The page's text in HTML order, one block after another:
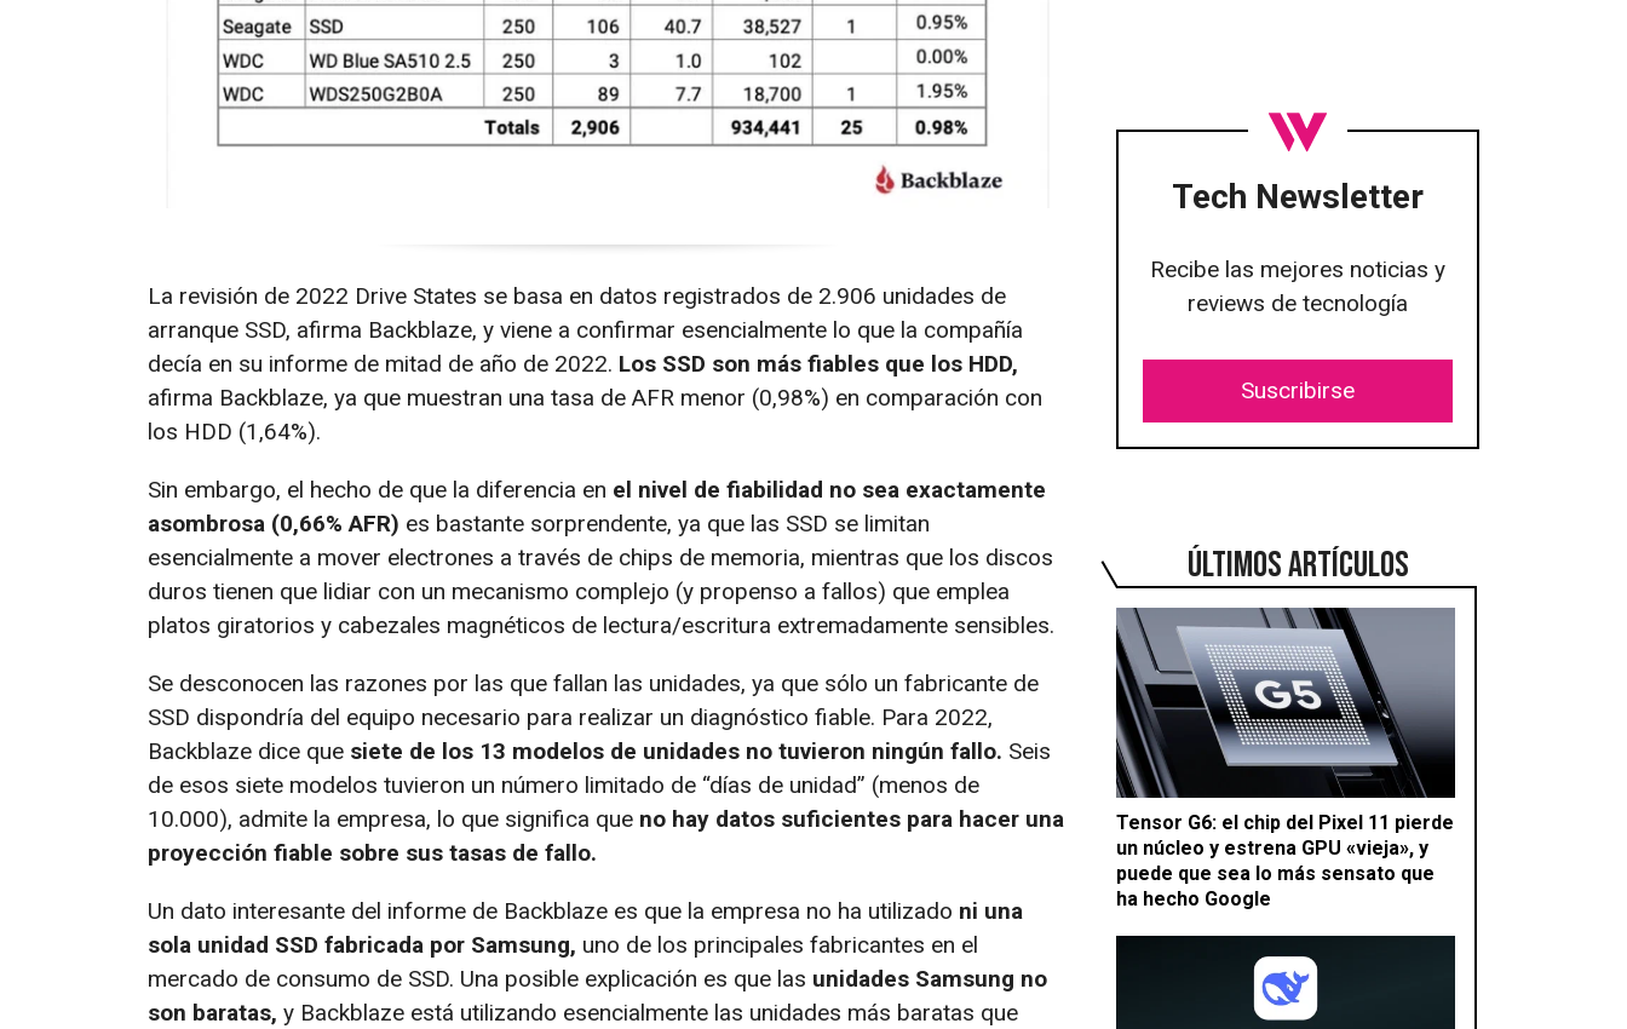
Tech Newsletter
Recibe las mejores noticias y
reviews de tecnología
Suscribirse
ÚLTIMOS ARTÍCULOS
Tensor G6: el chip del Pixel 11 pierde
un núcleo y estrena GPU «vieja», y
puede que sea lo más sensato que
ha hecho Google
La revisión de 2022 Drive States se basa en datos registrados de 2.906 unidades de
arranque SSD, afirma Backblaze, y viene a confirmar esencialmente lo que la compañía
decía en su informe de mitad de año de 2022. Los SSD son más fiables que los HDD,
afirma Backblaze, ya que muestran una tasa de AFR menor (0,98%) en comparación con
los HDD (1,64%).
Sin embargo, el hecho de que la diferencia en el nivel de fiabilidad no sea exactamente
asombrosa (0,66% AFR) es bastante sorprendente, ya que las SSD se limitan
esencialmente a mover electrones a través de chips de memoria, mientras que los discos
duros tienen que lidiar con un mecanismo complejo (y propenso a fallos) que emplea
platos giratorios y cabezales magnéticos de lectura/escritura extremadamente sensibles.
Se desconocen las razones por las que fallan las unidades, ya que sólo un fabricante de
SSD dispondría del equipo necesario para realizar un diagnóstico fiable. Para 2022,
Backblaze dice que siete de los 13 modelos de unidades no tuvieron ningún fallo. Seis
de esos siete modelos tuvieron un número limitado de “días de unidad” (menos de
10.000), admite la empresa, lo que significa que no hay datos suficientes para hacer una
proyección fiable sobre sus tasas de fallo.
Un dato interesante del informe de Backblaze es que la empresa no ha utilizado ni una
sola unidad SSD fabricada por Samsung, uno de los principales fabricantes en el
mercado de consumo de SSD. Una posible explicación es que las unidades Samsung no
son baratas, y Backblaze está utilizando esencialmente las unidades más baratas que